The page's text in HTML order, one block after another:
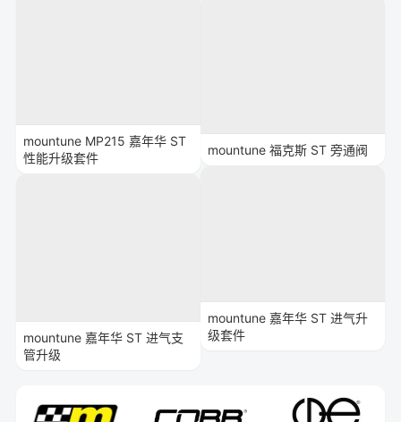
mountune MP215 嘉年华 ST
性能升级套件
mountune 嘉年华 ST 进气支
管升级
mountune 福克斯 ST 旁通阀
mountune 嘉年华 ST 进气升
级套件